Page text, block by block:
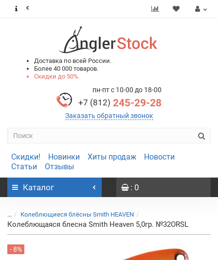
Доставка по всей России.
Более 40 000 товаров.
Скидки до 50%.
пн-пт с 10-00 до 18-00
+7 (812) 245-29-28
Заказать обратный звонок
Скидки! Новинки Хиты продаж
Новости
Статьи
Отзывы
Каталог : 0
... Колеблющиеся блёсны Smith HEAVEN
Колеблющаяся блесна Smith Heaven 5,0гр. №32ORSL
- 8%